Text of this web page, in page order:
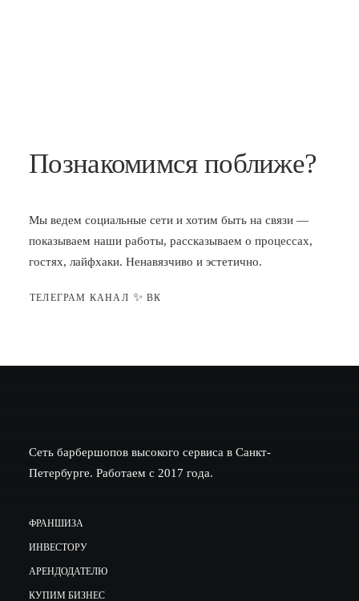
Познакомимся поближе?
Мы ведем социальные сети и хотим быть на связи —
показываем наши работы, рассказываем о процессах,
гостях, лайфхаки. Ненавязчиво и эстетично.
ТЕЛЕГРАМ КАНАЛ ✨ ВК
Сеть барбершопов высокого сервиса в Санкт-
Петербурге. Работаем с 2017 года.
ФРАНШИЗА
ИНВЕСТОРУ
АРЕНДОДАТЕЛЮ
КУПИМ БИЗНЕС